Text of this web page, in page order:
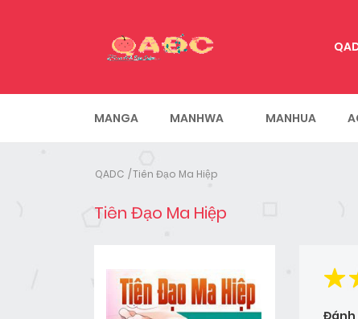
MANGA MANHWA MANHUA
QADC Tiên Đạo Ma Hiệp
Tiên Đạo Ma Hiệp